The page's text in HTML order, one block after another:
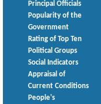
Principal Officials
Popularity of the
Government
Rating of Top Ten
Political Groups
Social Indicators
Appraisal of
Current Conditions
People's